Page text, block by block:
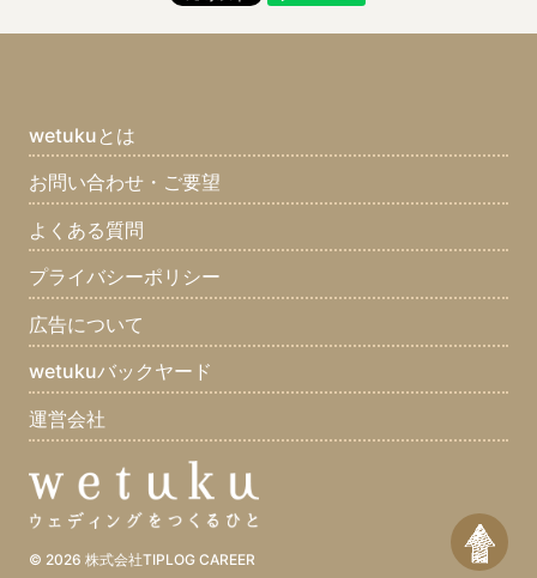
いつまでこの仕事する？(14)
口癖は？(8) 座右の銘は？(12) 集めてるものは？(7)
好きな食べ物は？(12) 嫌いな食べ物は？(12)
好きなスポーツは？(11)
好きな女性タレントは？(4)
好きなマンガは？(8)
好きな映画は？(8) 好きなテレビ番組は？(10) 好きな曲は？(7)
好きなゲームは？(3) 好きなブランドは？(1) 好きな車は？(5)
好きな場所は？(10)
好きな休日の過ごし方は？(12)
好きな言葉は？(12) 一つだけ願いが叶うとしたら？(9)
wetukuとは
お問い合わせ・ご要望
よくある質問
プライバシーポリシー
広告について
wetukuバックヤード
運営会社
© 2026 株式会社TIPLOG CAREER